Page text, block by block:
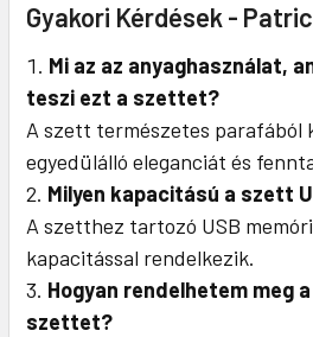
Gyakori Kérdések -
Mi az az anyaghasználat,
teszi ezt a szettet?
A szett természetes parafából
egyedülálló eleganciát és
Milyen kapacitású a szett
A szetthez tartozó USB
kapacitással rendelkezik.
Hogyan rendelhetem meg
szettet?